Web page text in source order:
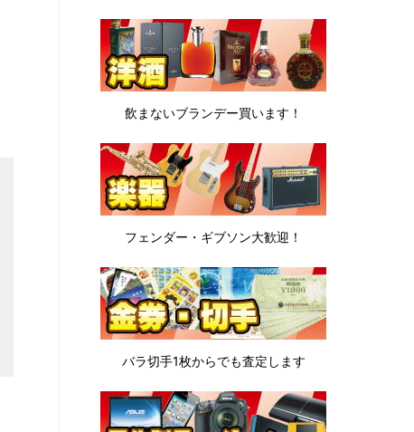
飲まないブランデー買います！
フェンダー・ギブソン大歓迎！
バラ切手1枚からでも査定します